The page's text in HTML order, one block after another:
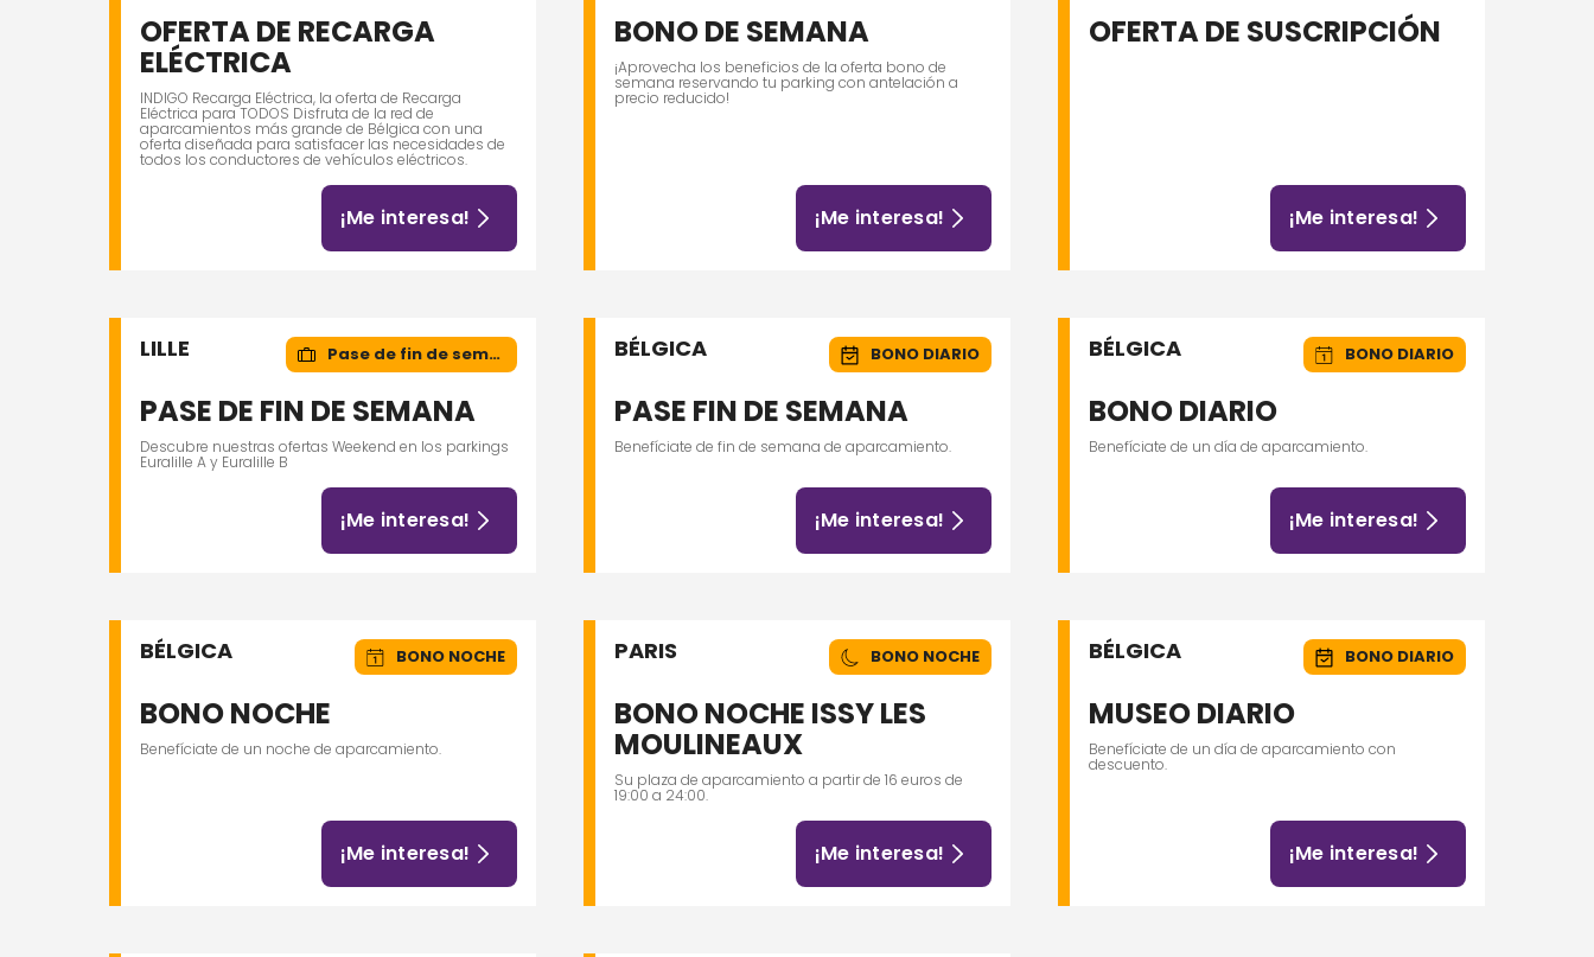
OFERTA DE RECARGA
ELÉCTRICA
INDIGO Recarga Eléctrica, la oferta de Recarga
Eléctrica para TODOS Disfruta de la red de
aparcamientos más grande de Bélgica con una
oferta diseñada para satisfacer las necesidades de
todos los conductores de vehículos eléctricos.
¡Me interesa!
BONO DE SEMANA
¡Aprovecha los beneficios de la oferta bono de
semana reservando tu parking con antelación a
precio reducido!
¡Me interesa!
OFERTA DE SUSCRIPCIÓN
¡Me interesa!
LILLE Pase de fin de semana
PASE DE FIN DE SEMANA
Descubre nuestras ofertas Weekend en los parkings
Euralille A y Euralille B
¡Me interesa!
BÉLGICA BONO DIARIO
PASE FIN DE SEMANA
Benefíciate de fin de semana de aparcamiento.
¡Me interesa!
BÉLGICA BONO DIARIO
BONO DIARIO
Benefíciate de un día de aparcamiento.
¡Me interesa!
BÉLGICA BONO NOCHE
BONO NOCHE
Benefíciate de un noche de aparcamiento.
¡Me interesa!
PARIS BONO NOCHE
BONO NOCHE ISSY LES
MOULINEAUX
Su plaza de aparcamiento a partir de 16 euros de
19:00 a 24:00.
¡Me interesa!
BÉLGICA BONO DIARIO
MUSEO DIARIO
Benefíciate de un día de aparcamiento con
descuento.
¡Me interesa!